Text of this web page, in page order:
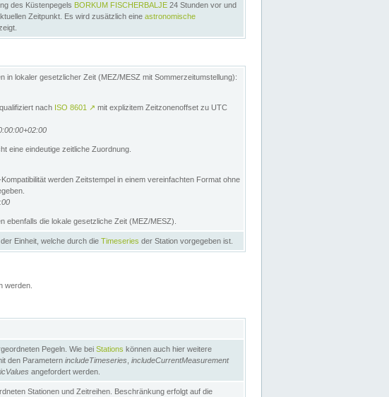
des Küstenpegels BORKUM FISCHERBALJE 24 Stunden vor und
Zeitpunkt. Es wird zusätzlich eine astronomische
in lokaler gesetzlicher Zeit (MEZ/MESZ mit Sommerzeitumstellung):
nach ISO 8601 ↗ mit explizitem Zeitzonenoffset zu UTC
eine eindeutige zeitliche Zuordnung.
werden Zeitstempel in einem vereinfachten Format ohne
ebenfalls die lokale gesetzliche Zeit (MEZ/MESZ).
Einheit, welche durch die Timeseries der Station vorgegeben ist.
werden.
Pegeln. Wie bei Stations können auch hier weitere
den Parametern includeTimeseries includeCurrentMeasurement
angefordert werden.
Stationen und Zeitreihen. Beschränkung erfolgt auf die